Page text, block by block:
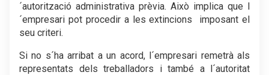
´autorització administrativa prèvia. Això implica que l
´empresari pot procedir a les extincions imposant el
seu criteri.
Si no s´ha arribat a un acord, l´empresari remetrà als
representats dels treballadors i també a l´autoritat